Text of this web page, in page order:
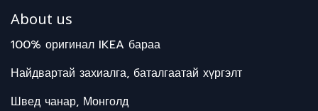
About us
100% оригинал IKEA бараа
Найдвартай захиалга, баталгаатай хүргэлт
Швед чанар, Монголд